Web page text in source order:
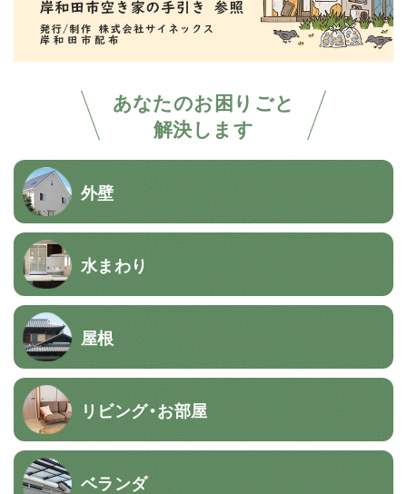
あなたのお困りごと
解決します
外壁
水まわり
屋根
リビング・お部屋
ベランダ